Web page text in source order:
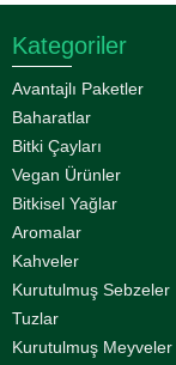
Kategoriler
Avantajlı Paketler
Baharatlar
Bitki Çayları
Vegan Ürünler
Bitkisel Yağlar
Aromalar
Kahveler
Kurutulmuş Sebzeler
Tuzlar
Kurutulmuş Meyveler